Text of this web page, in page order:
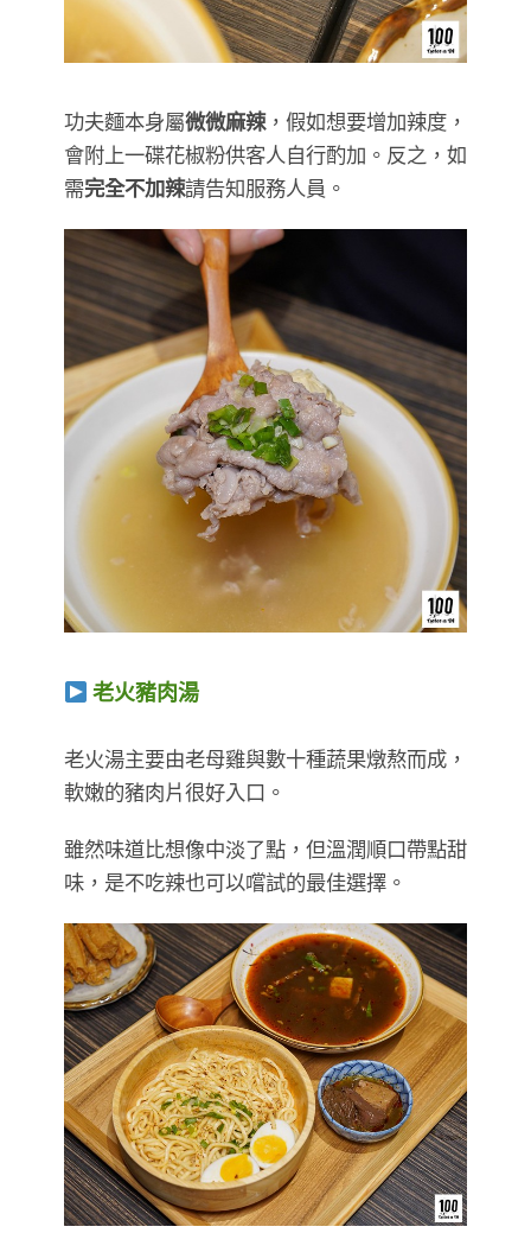
功夫麵本身屬微微麻辣，假如想要增加辣度，
會附上一碟花椒粉供客人自行酌加。反之，如
需完全不加辣請告知服務人員。
老火豬肉湯
​​​​​​​老火湯主要由老母雞與數十種蔬果燉熬而成，
軟嫩的豬肉片很好入口。
雖然味道比想像中淡了點，但溫潤順口帶點甜
味，是不吃辣也可以嚐試的最佳選擇。